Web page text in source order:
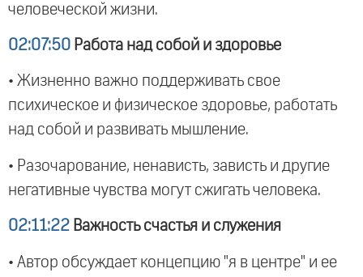
человеческой жизни.
02:07:50 Работа над собой и здоровье
• Жизненно важно поддерживать свое
психическое и физическое здоровье, работать
над собой и развивать мышление.
• Разочарование, ненависть, зависть и другие
негативные чувства могут сжигать человека.
02:11:22 Важность счастья и служения
• Автор обсуждает концепцию "я в центре" и ее